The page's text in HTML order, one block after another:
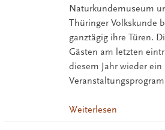
Naturkundemuseum
Thüringer Volkskunde
ganztägig ihre Türen.
Gästen am letzten
diesem Jahr wieder
Weiterlesen